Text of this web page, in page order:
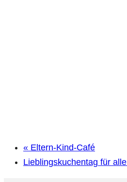
« Eltern-Kind-Café
Lieblingskuchentag für alle